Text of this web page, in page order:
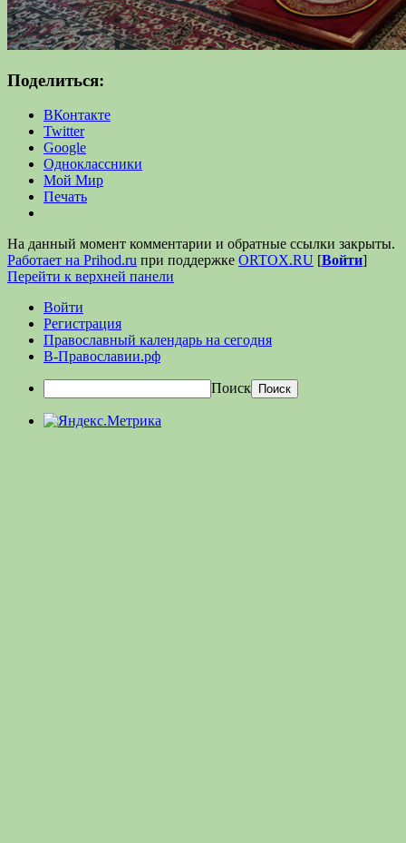
Поделиться:
ВКонтакте
Twitter
Google
Одноклассники
Мой Мир
Печать
На данный момент комментарии и обратные ссылки закрыты.
Работает на Prihod.ru при поддержке ORTOX.RU [Войти]
Перейти к верхней панели
Войти
Регистрация
Православный календарь на сегодня
В-Православии.рф
Поиск